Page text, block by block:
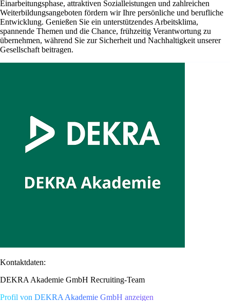
Einarbeitungsphase, attraktiven Sozialleistungen und zahlreichen
Weiterbildungsangeboten fördern wir Ihre persönliche und berufliche
Entwicklung. Genießen Sie ein unterstützendes Arbeitsklima,
spannende Themen und die Chance, frühzeitig Verantwortung zu
übernehmen, während Sie zur Sicherheit und Nachhaltigkeit unserer
Gesellschaft beitragen.
Kontaktdaten:
DEKRA Akademie GmbH Recruiting-Team
Profil von DEKRA Akademie GmbH anzeigen